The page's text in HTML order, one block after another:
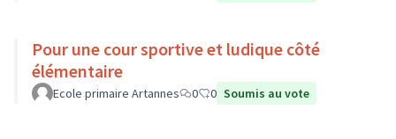
Pour une cour sportive et ludique côté
élémentaire
Ecole primaire Artannes 0 0 Soumis au vote